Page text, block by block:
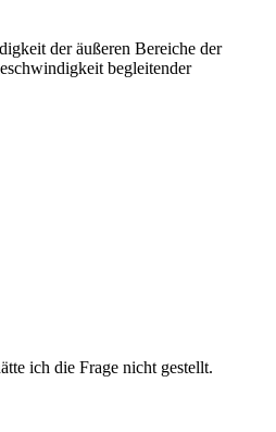
der äußeren Bereiche der
begleitender
ich die Frage nicht gestellt.